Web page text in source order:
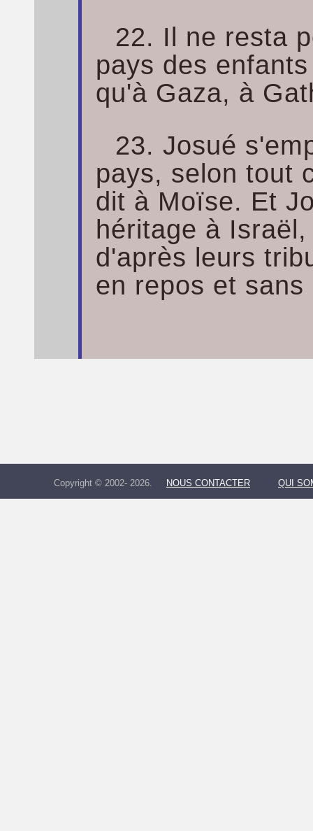
22. Il ne resta
pays des
qu'à Gaza, à
23. Josué
pays, selon tout
dit à Moïse. Et
héritage à
d'après leurs
en repos et sans
Copyright © 2002- 2026. NOUS CONTACTER QUI